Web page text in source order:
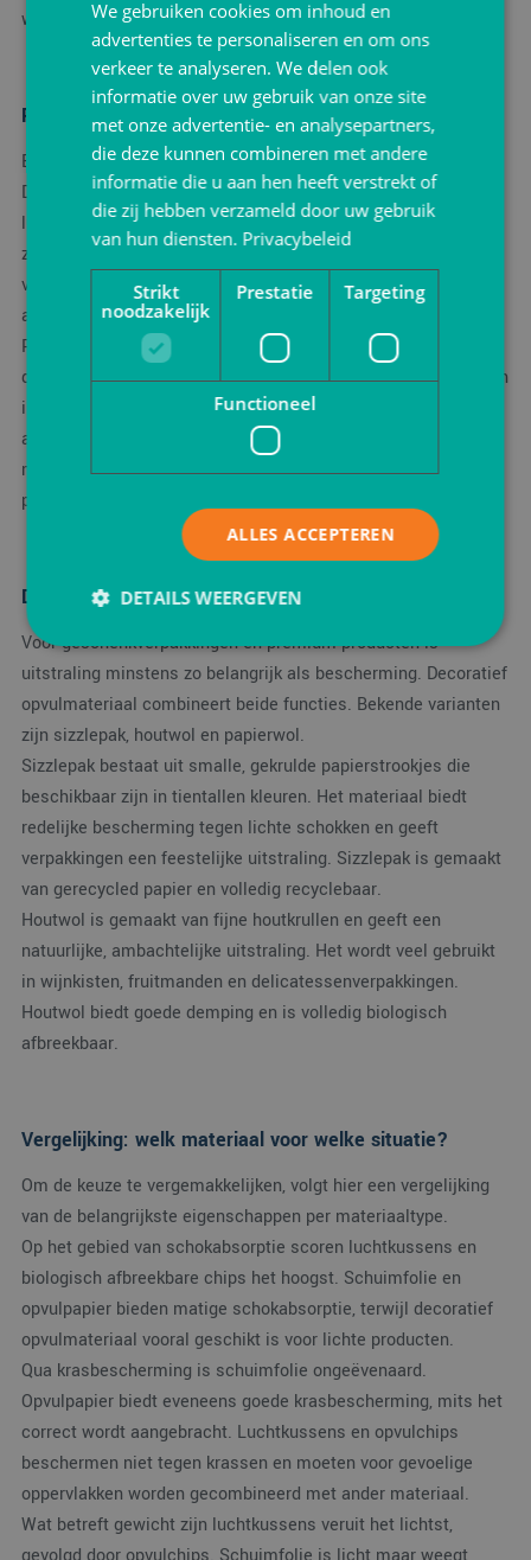
worden gecombineerd metschuimfolieof papier.
Papieren luchtkussens: het beste van twee werelden
Een relatief nieuwe ontwikkeling zijn papieren luchtkussens.
Deze combineren de schokabsorberende werking van
luchtkussens met de duurzaamheid van papier. De kussens
zijn gemaakt van papier met een dunne coating die de lucht
vasthoudt, en kunnen na gebruik bij het oud papier worden
afgevoerd.
Papieren luchtkussens zijn bijzonder geschikt voor bedrijven
die duurzaamheid hoog in het vaandel hebben maar niet willen
inleveren op bescherming. Ze bieden vergelijkbare prestaties
als plastic luchtkussens, maar met een aanzienlijk lagere
milieu-impact. Het nadeel is de hogere prijs ten opzichte van
plastic varianten.
Decoratief opvulmateriaal: functie én uitstraling
Voor geschenkverpakkingen en premium producten is
uitstraling minstens zo belangrijk als bescherming. Decoratief
opvulmateriaal combineert beide functies. Bekende varianten
zijn sizzlepak, houtwol en papierwol.
Sizzlepak bestaat uit smalle, gekrulde papierstrookjes die
beschikbaar zijn in tientallen kleuren. Het materiaal biedt
redelijke bescherming tegen lichte schokken en geeft
verpakkingen een feestelijke uitstraling. Sizzlepak is gemaakt
van gerecycled papier en volledig recyclebaar.
Houtwol is gemaakt van fijne houtkrullen en geeft een
natuurlijke, ambachtelijke uitstraling. Het wordt veel gebruikt
in wijnkisten, fruitmanden en delicatessenverpakkingen.
Houtwol biedt goede demping en is volledig biologisch
afbreekbaar.
Vergelijking: welk materiaal voor welke situatie?
Om de keuze te vergemakkelijken, volgt hier een vergelijking
van de belangrijkste eigenschappen per materiaaltype.
Op het gebied van schokabsorptie scoren luchtkussens en
biologisch afbreekbare chips het hoogst. Schuimfolie en
opvulpapier bieden matige schokabsorptie, terwijl decoratief
opvulmateriaal vooral geschikt is voor lichte producten.
Qua krasbescherming is schuimfolie ongeëvenaard.
Opvulpapier biedt eveneens goede krasbescherming, mits het
correct wordt aangebracht. Luchtkussens en opvulchips
beschermen niet tegen krassen en moeten voor gevoelige
oppervlakken worden gecombineerd met ander materiaal.
Wat betreft gewicht zijn luchtkussens veruit het lichtst,
We gebruiken cookies om inhoud en
advertenties te personaliseren en om ons
verkeer te analyseren. We delen ook
informatie over uw gebruik van onze site
met onze advertentie- en analysepartners,
die deze kunnen combineren met andere
informatie die u aan hen heeft verstrekt of
die zij hebben verzameld door uw gebruik
van hun diensten. Privacybeleid
Strikt
noodzakelijk
Prestatie Targeting
Functioneel
ALLES ACCEPTEREN
DETAILS WEERGEVEN
Strikt noodzakelijk Prestatie
Targeting
Functioneel
Strikt noodzakelijke cookies maken de
kernfunctionaliteiten van de website mogelijk, zoals
gebruikersaanmelding en accountbeheer. De
website kan niet goed worden gebruikt zonder de
Naam
Aanbieder/
Domein
PHPSESSID
www.verpakking.nl
www.verpakking.nl
dagen
Google Privacy Policy